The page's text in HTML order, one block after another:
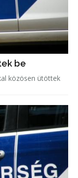
be
közösen ütöttek